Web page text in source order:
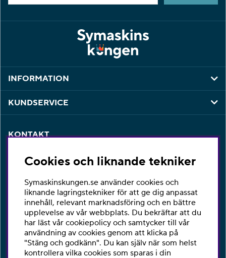
INFORMATION
KUNDSERVICE
KONTAKT
beställning så är du varmt välkommen att kontakta vår
Telefon:010-2518270
E-post:kontakta@symaskinskungen.se
Ångra köp
Cookies och liknande tekniker
Symaskinskungen.se använder cookies och
liknande lagringstekniker för att ge dig anpassat
innehåll, relevant marknadsföring och en bättre
upplevelse av vår webbplats. Du bekräftar att du
har läst vår cookiepolicy och samtycker till vår
användning av cookies genom att klicka på
"Stäng och godkänn". Du kan själv när som helst
kontrollera vilka cookies som sparas i din